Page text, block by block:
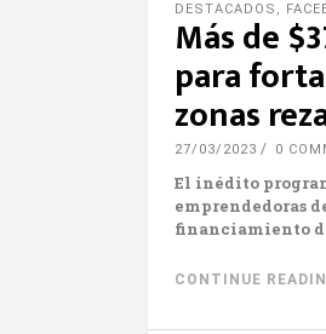
DESTACADOS ,
Más de
para
zonas
27/03/2023 0
El inédito
emprendedoras
financiamiento
CONTINUE